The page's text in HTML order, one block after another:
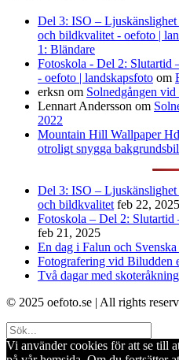
Del 3: ISO – Ljuskänslighet
och bildkvalitet - oefoto |
1: Bländare
Fotoskola - Del 2: Slutartid
- oefoto | landskapsfoto om
erksn om Solnedgången
Lennart Andersson om
2022
Mountain Hill Wallpaper
otroligt snygga
Del 3: ISO – Ljuskänslighet
och bildkvalitet feb 22, 2025
Fotoskola – Del 2: Slutartid
feb 21, 2025
En dag i Falun och
Fotografering vid Biludden
Två dagar med
© 2025 oefoto.se | All rights
Vi använder cookies för att se till